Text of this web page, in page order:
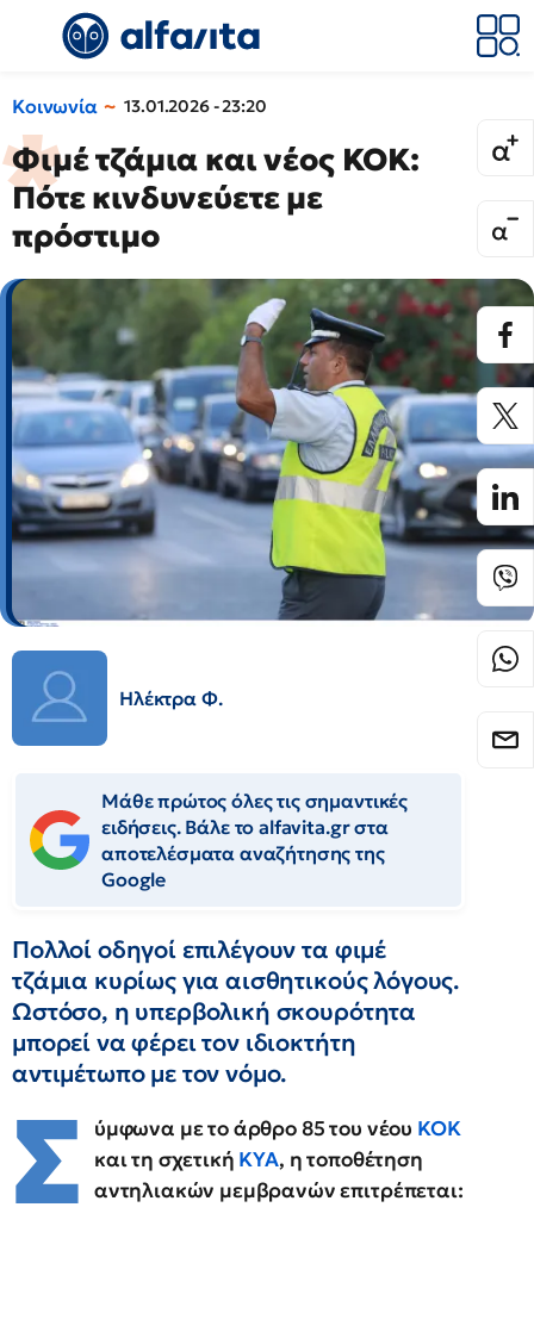
Κοινωνία 13.01.2026 - 23:20
Φιμέ τζάμια και νέος ΚΟΚ:
Πότε κινδυνεύετε με
πρόστιμο
Ηλέκτρα Φ.
Μάθε πρώτος όλες τις σημαντικές
ειδήσεις. Βάλε το alfavita.gr στα
αποτελέσματα αναζήτησης της
Google
Πολλοί οδηγοί επιλέγουν τα φιμέ
τζάμια κυρίως για αισθητικούς λόγους.
Ωστόσο, η υπερβολική σκουρότητα
μπορεί να φέρει τον ιδιοκτήτη
αντιμέτωπο με τον νόμο.
Σ ύμφωνα με το άρθρο 85 του νέου ΚΟΚ
και τη σχετική ΚΥΑ, η τοποθέτηση
αντηλιακών μεμβρανών επιτρέπεται: